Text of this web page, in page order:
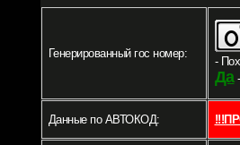
Генерированный гос номер:
-
Да-
Данные по АВТОКОД: